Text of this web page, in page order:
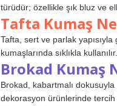
türüdür; özellikle şık bluz ve
Tafta Kumaş
Tafta, sert ve parlak yapısıyla
kumaşlarında sıklıkla kullanılır.
Brokad Kumaş
Brokad, kabartmalı
dekorasyon ürünlerinde tercih